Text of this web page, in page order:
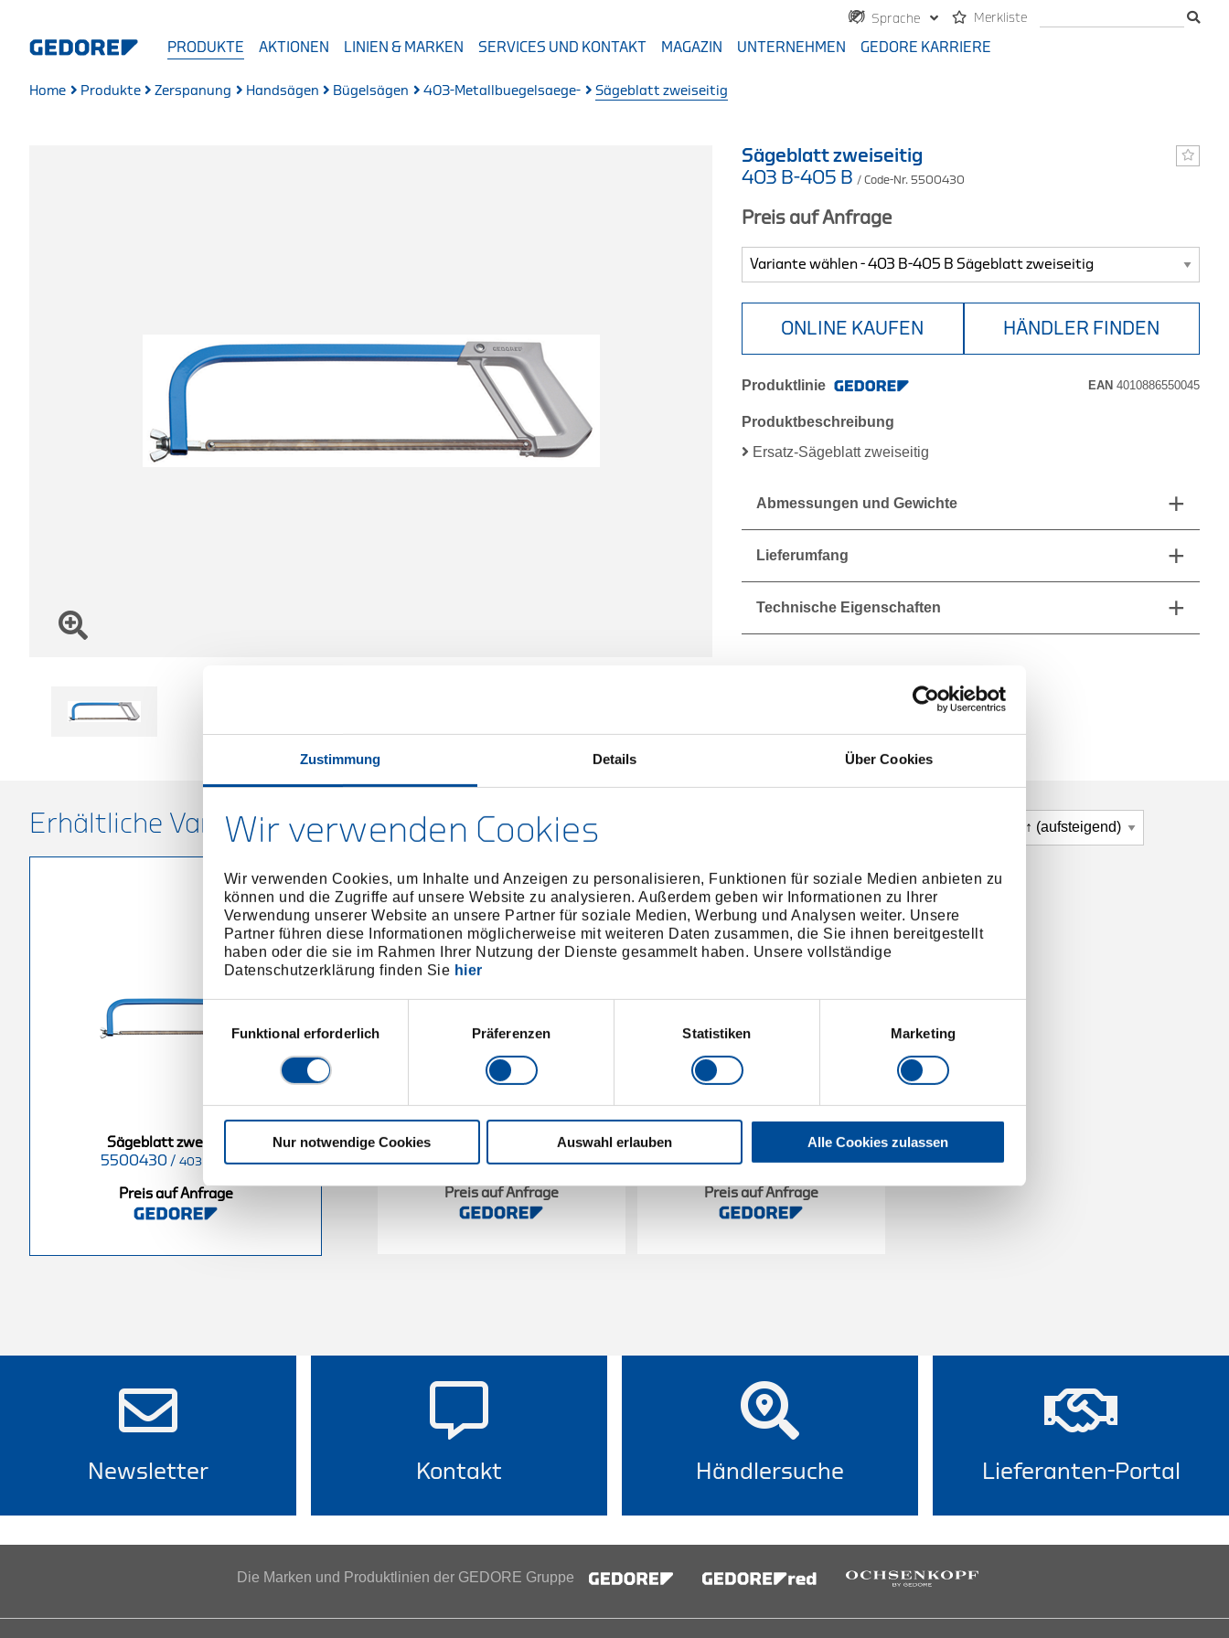
Zustimmung Details Über Cookies
Wir verwenden Cookies
Wir verwenden Cookies, um Inhalte und Anzeigen zu personalisieren, Funktionen für soziale Medien anbieten zu
können und die Zugriffe auf unsere Website zu analysieren. Außerdem geben wir Informationen zu Ihrer
Verwendung unserer Website an unsere Partner für soziale Medien, Werbung und Analysen weiter. Unsere
Partner führen diese Informationen möglicherweise mit weiteren Daten zusammen, die Sie ihnen bereitgestellt
haben oder die sie im Rahmen Ihrer Nutzung der Dienste gesammelt haben. Unsere vollständige
Datenschutzerklärung finden Sie hier
Einwilligungsauswahl
Funktional erforderlich
Präferenzen Statistiken Marketing
Nur notwendige Cookies Auswahl erlauben Alle Cookies zulassen
Sprache Merkliste
PRODUKTE AKTIONEN LINIEN & MARKEN SERVICES UND KONTAKT MAGAZIN UNTERNEHMEN GEDORE KARRIERE
Home Produkte Zerspanung Handsägen Bügelsägen 403-Metallbuegelsaege- Sägeblatt zweiseitig
Sägeblatt zweiseitig
403 B-405 B / Code-Nr. 5500430
Preis auf Anfrage
ONLINE KAUFEN HÄNDLER FINDEN
Produktlinie EAN 4010886550045
Produktbeschreibung
Ersatz-Sägeblatt zweiseitig
Abmessungen und Gewichte
Lieferumfang
Technische Eigenschaften
Erhältliche Varianten
Sägeblatt zweiseitig
5500430 / 403 B-405 B
Preis auf Anfrage
Sägeblatt einseitig
5500350/ 403 A-405 A
Preis auf Anfrage
Metallbügelsäge
6500210/ 403
Preis auf Anfrage
Newsletter Kontakt Händlersuche Lieferanten-Portal
Die Marken und Produktlinien der GEDORE Gruppe